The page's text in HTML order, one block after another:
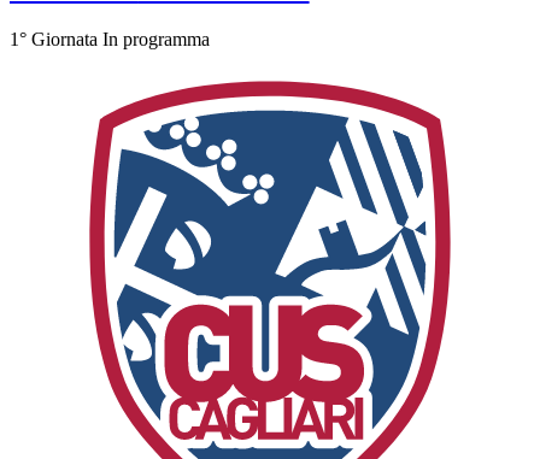
1° Giornata In programma